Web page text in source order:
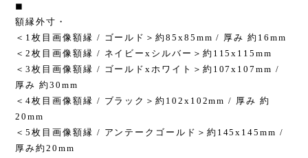
◼︎
額縁外寸・
＜1枚目画像額縁 / ゴールド＞約85x85mm / 厚み 約16mm
＜2枚目画像額縁 / ネイビーxシルバー＞約115x115mm
＜3枚目画像額縁 / ゴールドxホワイト＞約107x107mm /
厚み 約30mm
＜4枚目画像額縁 / ブラック＞約102x102mm / 厚み 約
20mm
＜5枚目画像額縁 / アンテークゴールド＞約145x145mm /
厚み約20mm